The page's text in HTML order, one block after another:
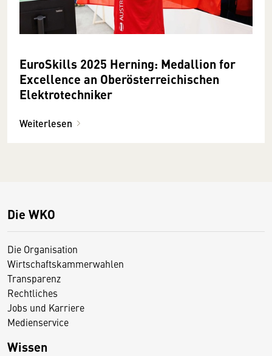
EuroSkills 2025 Herning: Medallion for
Excellence an Oberösterreichischen
Elektrotechniker
Weiterlesen
Die WKO
Die Organisation
Wirtschaftskammerwahlen
Transparenz
Rechtliches
Jobs und Karriere
Medienservice
Wissen